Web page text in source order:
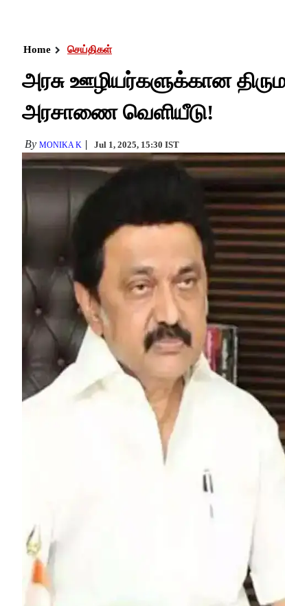
Home செய்திகள்
அரசு ஊழியர்களுக்கான
அரசாணை வெளியீடு!
By MONIKA K Jul 1, 2025, 15:30 IST